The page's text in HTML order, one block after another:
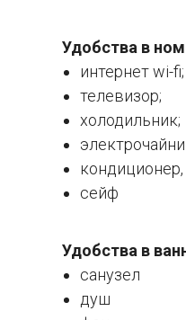
Удобства в
интернет wi-fi;
телевизор;
холодильник;
кондиционер,
сейф
Удобства в
санузел
душ